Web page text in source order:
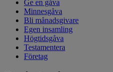
Ge en gåva
Minnesgåva
Bli månadsgivare
Egen insamling
Högtidsgåva
Testamentera
Företag